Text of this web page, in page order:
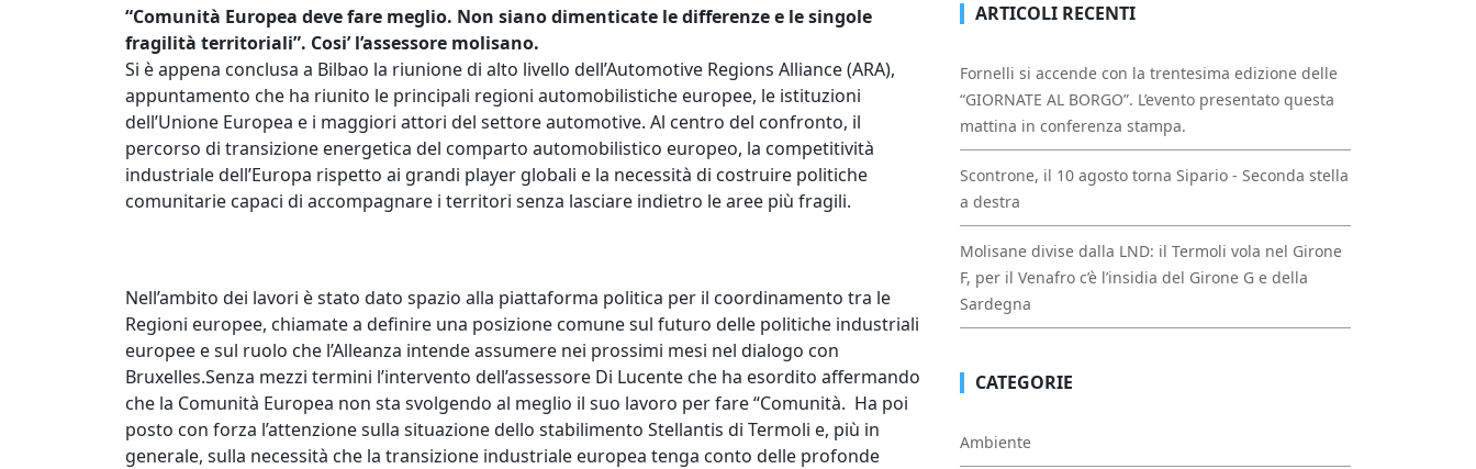
“Comunità Europea deve fare meglio. Non siano dimenticate le differenze e le singole
fragilità territoriali”. Cosi’ l’assessore molisano.
Si è appena conclusa a Bilbao la riunione di alto livello dell’Automotive Regions Alliance (ARA),
appuntamento che ha riunito le principali regioni automobilistiche europee, le istituzioni
dell’Unione Europea e i maggiori attori del settore automotive. Al centro del confronto, il
percorso di transizione energetica del comparto automobilistico europeo, la competitività
industriale dell’Europa rispetto ai grandi player globali e la necessità di costruire politiche
comunitarie capaci di accompagnare i territori senza lasciare indietro le aree più fragili.
Nell’ambito dei lavori è stato dato spazio alla piattaforma politica per il coordinamento tra le
Regioni europee, chiamate a definire una posizione comune sul futuro delle politiche industriali
europee e sul ruolo che l’Alleanza intende assumere nei prossimi mesi nel dialogo con
Bruxelles.Senza mezzi termini l’intervento dell’assessore Di Lucente che ha esordito affermando
che la Comunità Europea non sta svolgendo al meglio il suo lavoro per fare “Comunità. Ha poi
posto con forza l’attenzione sulla situazione dello stabilimento Stellantis di Termoli e, più in
generale, sulla necessità che la transizione industriale europea tenga conto delle profonde
ARTICOLI RECENTI
Fornelli si accende con la trentesima edizione delle
“GIORNATE AL BORGO”. L’evento presentato questa
mattina in conferenza stampa.
Scontrone, il 10 agosto torna Sipario - Seconda stella
a destra
Molisane divise dalla LND: il Termoli vola nel Girone
F, per il Venafro c’è l’insidia del Girone G e della
Sardegna
CATEGORIE
Ambiente